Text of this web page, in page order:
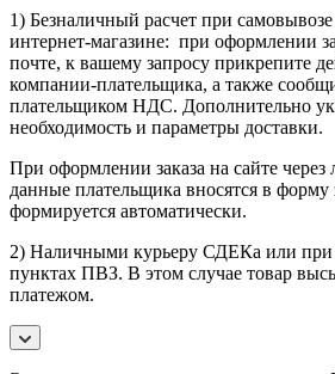
1) Безналичный расчет при
интернет-магазине: при оформлении
почте, к вашему запросу прикрепите
компании-плательщика, а также
плательщиком НДС. Дополнительно
необходимость и параметры доставки.
При оформлении заказа на сайте
данные плательщика вносятся в форму
формируется автоматически.
2) Наличными курьеру СДЕКа или при
пунктах ПВЗ. В этом случае товар
платежом.